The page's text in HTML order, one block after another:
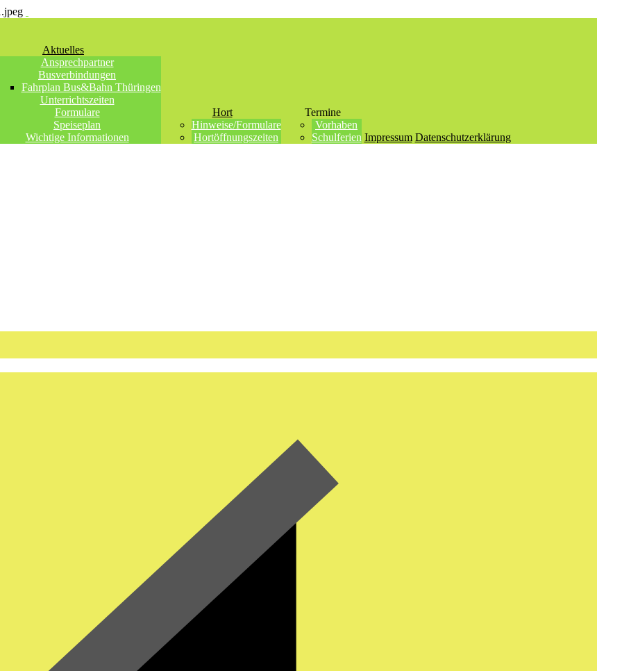
Aktuelles
Ansprechpartner
Busverbindungen
Fahrplan Bus&Bahn Thüringen
Unterrichtszeiten
Formulare
Speiseplan
Wichtige Informationen
Hort
Hinweise/Formulare
Hortöffnungszeiten
Termine
Vorhaben
Schulferien Impressum Datenschutzerklärung